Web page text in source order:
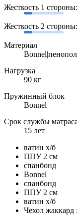
Жесткость 1 стороны:
Жесткость 2 стороны:
Материал
Нагрузка
90 кг
Пружинный блок
Bonnel
Срок службы матраса
15 лет
ватин х/б
ППУ 2 см
спанбонд
Bonnel
спанбонд
ППУ 2 см
ватин х/б
Чехол жаккард